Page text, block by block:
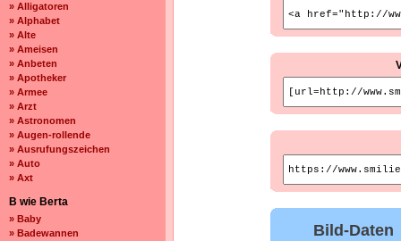
» Alligatoren
» Alphabet
» Alte
» Ameisen
» Anbeten
» Apotheker
» Armee
» Arzt
» Astronomen
» Augen-rollende
» Ausrufungszeichen
» Auto
» Axt
B wie Berta
» Baby
» Badewannen
Bild-Daten